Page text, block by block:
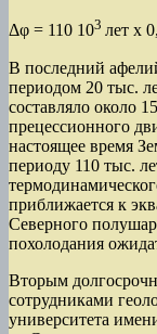
Δφ = 110 103 лет x
В последний
периодом 20 тыс.
составляло около
прецессионного
настоящее время
периоду 110 тыс.
приближается к
Северного
похолодания
Вторым
сотрудниками
университета